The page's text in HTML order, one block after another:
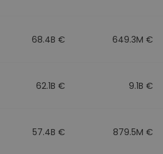
68.4B € 649.3M €
62.1B € 9.1B €
57.4B € 879.5M €